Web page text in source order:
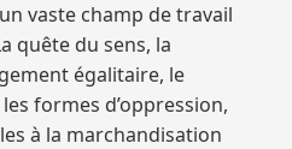
vaste champ de travail
quête du sens, la
égalitaire, le
formes d’oppression,
à la marchandisation